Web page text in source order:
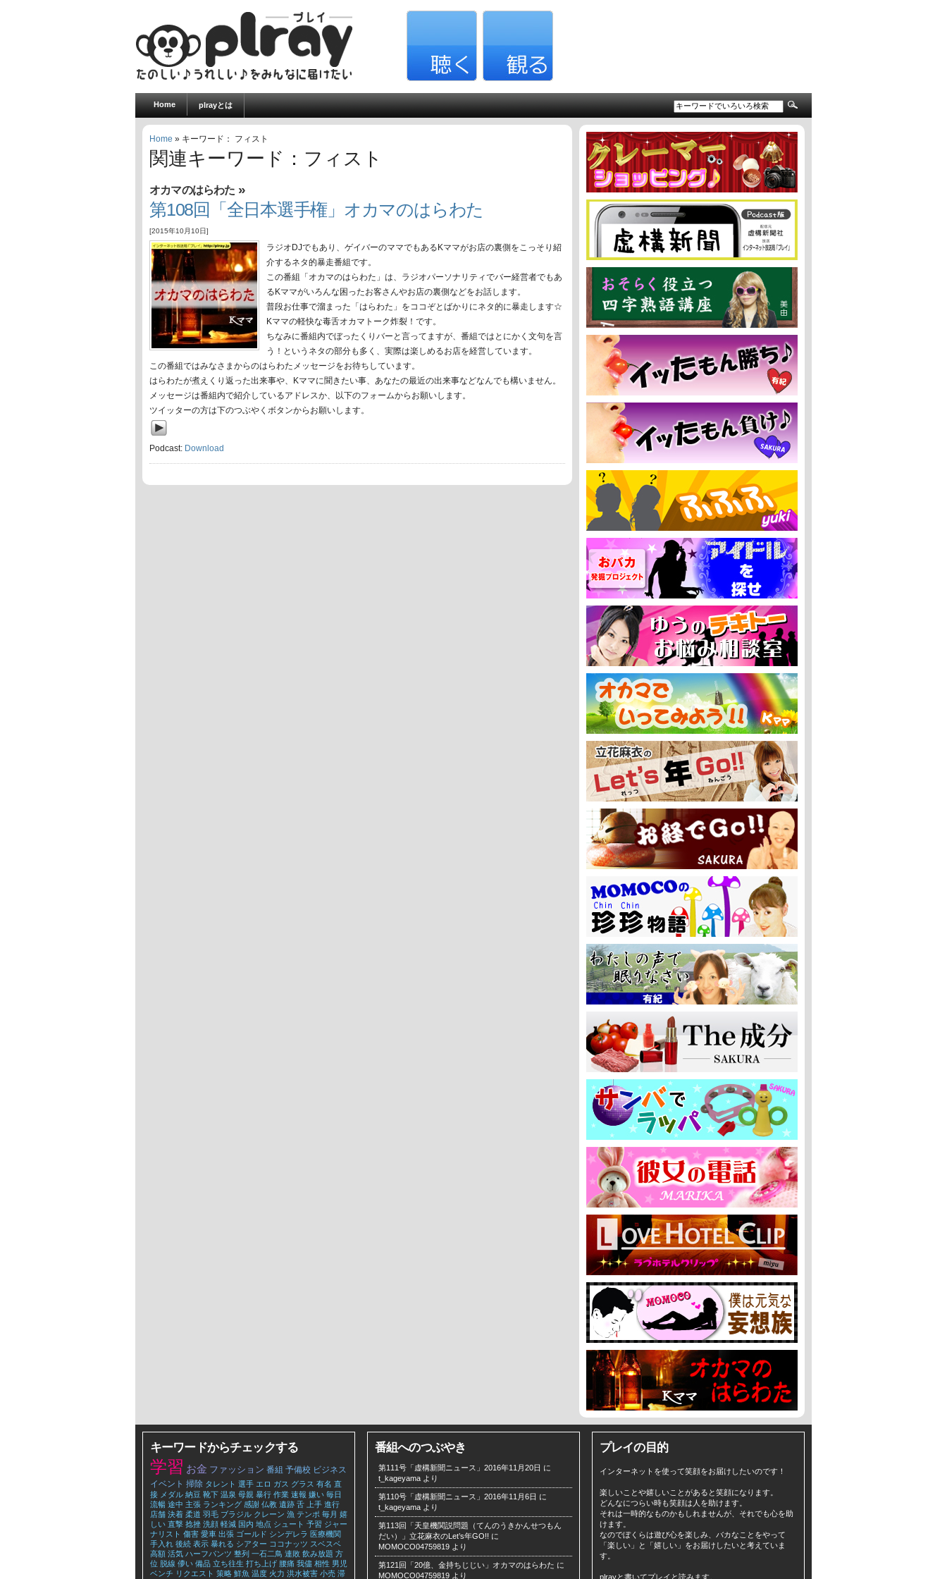
Home plrayとは
Home » キーワード： フィスト
関連キーワード：フィスト
オカマのはらわた »
第108回「全日本選手権」オカマのはらわた
[2015年10月10日]
ラジオDJでもあり、ゲイバーのママでもあるKママがお店の裏側をこっそり紹
介するネタ的暴走番組です。
この番組「オカマのはらわた」は、ラジオパーソナリティでバー経営者でもあ
るKママがいろんな困ったお客さんやお店の裏側などをお話します。
普段お仕事で溜まった「はらわた」をココぞとばかりにネタ的に暴走します☆
Kママの軽快な毒舌オカマトーク炸裂！です。
ちなみに番組内でぼったくりバーと言ってますが、番組ではとにかく文句を言
う！というネタの部分も多く、実際は楽しめるお店を経営しています。
この番組ではみなさまからのはらわたメッセージをお待ちしています。
はらわたが煮えくり返った出来事や、Kママに聞きたい事、あなたの最近の出来事などなんでも構いません。
メッセージは番組内で紹介しているアドレスか、以下のフォームからお願いします。
ツイッターの方は下のつぶやくボタンからお願いします。
Podcast: Download
キーワードからチェックする
学習 お金 ファッション 番組 予備校 ビジネス
イベント 掃除 タレント 選手 エロ ガス グラス 有名 直
接 メダル 納豆 靴下 温泉 母親 暴行 作業 速報 嫌い 毎日
流暢 途中 主張 ランキング 感謝 仏教 遺跡 舌 上手 進行
店舗 決着 柔道 羽毛 ブラジル クレーン 漁 テンポ 毎月 嬉
しい 直撃 捻挫 洗顔 軽減 国内 地点 シュート 予習 ジャー
ナリスト 傷害 愛車 出張 ゴールド シンデレラ 医療機関
手入れ 後続 表示 暴れる シアター ココナッツ スベスベ
高額 活気 ハーフパンツ 整列 一石二鳥 連敗 飲み放題 方
位 脱線 儚い 備品 立ち往生 打ち上げ 腰痛 我儘 相性 男児
ベンチ リクエスト 策略 鮮魚 温度 火力 洪水被害 小売 滞
番組へのつぶやき
第111号「虚構新聞ニュース」2016年11月20日 に
t_kageyama より
第110号「虚構新聞ニュース」2016年11月6日 に
t_kageyama より
第113回「天皇機関説問題（てんのうきかんせつもん
だい）」立花麻衣のLet’s年GO!! に
MOMOCO04759819 より
第121回「20億、金持ちじじい」オカマのはらわた に
MOMOCO04759819 より
プレイの目的
インターネットを使って笑顔をお届けしたいのです！
楽しいことや嬉しいことがあると笑顔になります。
どんなにつらい時も笑顔は人を助けます。
それは一時的なものかもしれませんが、それでも心を助
けます。
なのでぼくらは遊び心を楽しみ、バカなことをやって
「楽しい」と「嬉しい」をお届けしたいと考えていま
す。
plrayと書いてプレイと読みます。